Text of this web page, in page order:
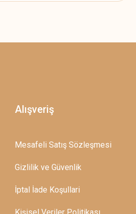
Alışveriş
Mesafeli Satış Sözleşmesi
Gizlilik ve Güvenlik
İptal İade Koşullari